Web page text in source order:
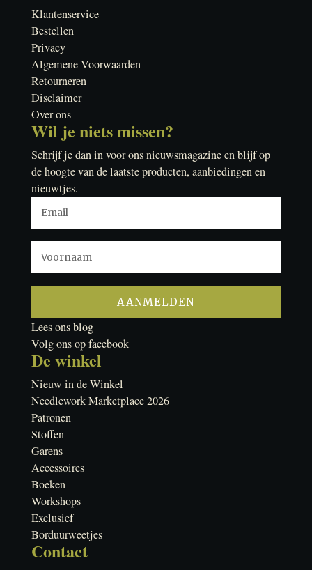
Klantenservice
Bestellen
Privacy
Algemene Voorwaarden
Retourneren
Disclaimer
Over ons
Wil je niets missen?
Schrijf je dan in voor ons nieuwsmagazine en blijf op
de hoogte van de laatste producten, aanbiedingen en
nieuwtjes.
Lees ons blog
Volg ons op facebook
De winkel
Nieuw in de Winkel
Needlework Marketplace 2026
Patronen
Stoffen
Garens
Accessoires
Boeken
Workshops
Exclusief
Borduurweetjes
Contact